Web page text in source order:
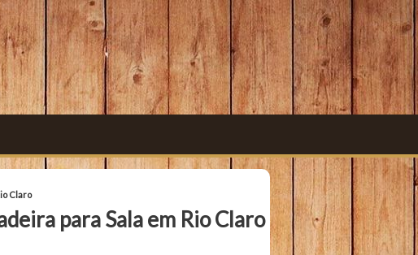
Claro
para Sala em Rio Claro